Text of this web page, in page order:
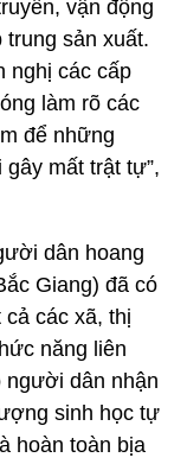
vận động
sản xuất.
nghị các cấp
làm rõ các
để những
mất trật tự”,
dân hoang
Giang) đã có
các xã, thị
năng liên
người dân nhận
sinh học tự
hoàn toàn bịa